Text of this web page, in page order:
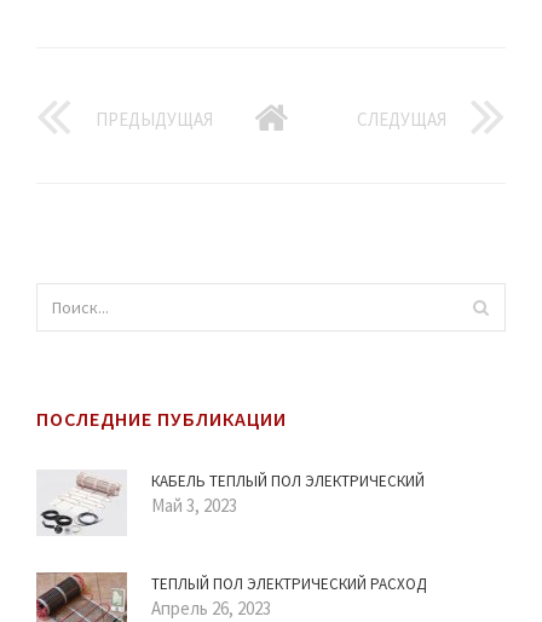
ПРЕДЫДУЩАЯ СЛЕДУЩАЯ
ПОСЛЕДНИЕ ПУБЛИКАЦИИ
КАБЕЛЬ ТЕПЛЫЙ ПОЛ ЭЛЕКТРИЧЕСКИЙ
Май 3, 2023
ТЕПЛЫЙ ПОЛ ЭЛЕКТРИЧЕСКИЙ РАСХОД
Апрель 26, 2023